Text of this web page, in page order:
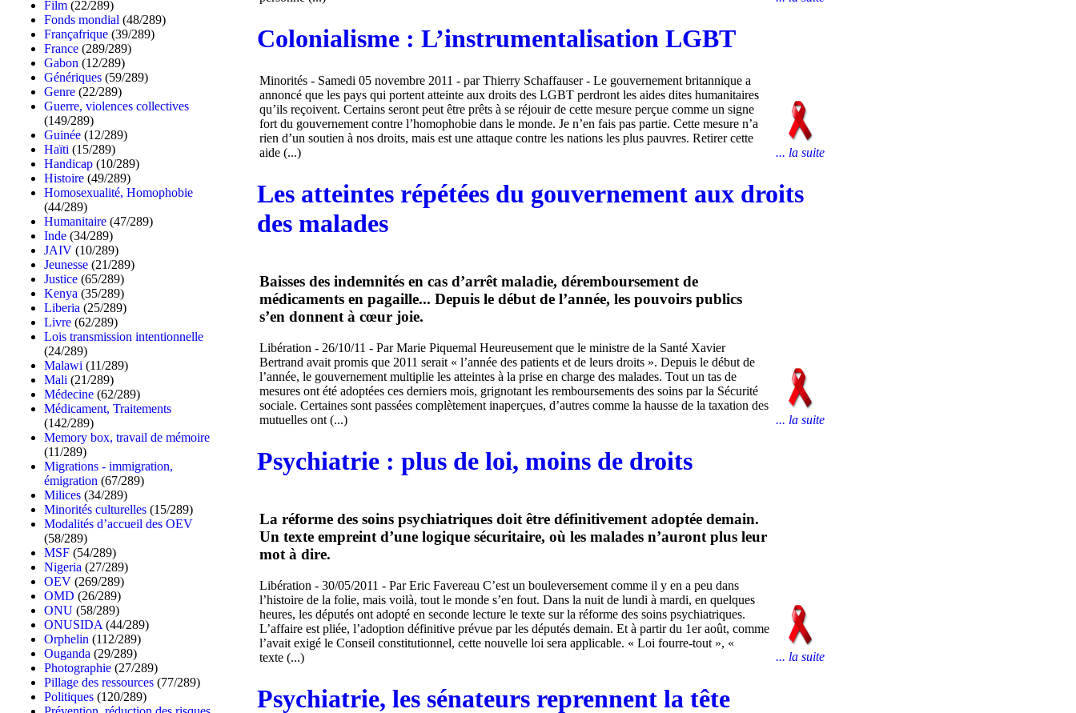
Film (22/289)
Fonds mondial (48/289)
Françafrique (39/289)
France (289/289)
Gabon (12/289)
Génériques (59/289)
Genre (22/289)
Guerre, violences collectives
(149/289)
Guinée (12/289)
Haïti (15/289)
Handicap (10/289)
Histoire (49/289)
Homosexualité, Homophobie
(44/289)
Humanitaire (47/289)
Inde (34/289)
JAIV (10/289)
Jeunesse (21/289)
Justice (65/289)
Kenya (35/289)
Liberia (25/289)
Livre (62/289)
Lois transmission intentionnelle
(24/289)
Malawi (11/289)
Mali (21/289)
Médecine (62/289)
Médicament, Traitements
(142/289)
Memory box, travail de mémoire
(11/289)
Migrations - immigration,
émigration (67/289)
Milices (34/289)
Minorités culturelles (15/289)
Modalités d’accueil des OEV
(58/289)
MSF (54/289)
Nigeria (27/289)
OEV (269/289)
OMD (26/289)
ONU (58/289)
ONUSIDA (44/289)
Orphelin (112/289)
Ouganda (29/289)
Photographie (27/289)
Pillage des ressources (77/289)
Politiques (120/289)
Colonialisme : L’instrumentalisation LGBT
Minorités - Samedi 05 novembre 2011 - par Thierry Schaffauser - Le gouvernement britannique a
annoncé que les pays qui portent atteinte aux droits des LGBT perdront les aides dites humanitaires
qu’ils reçoivent. Certains seront peut être prêts à se réjouir de cette mesure perçue comme un signe
fort du gouvernement contre l’homophobie dans le monde. Je n’en fais pas partie. Cette mesure n’a
rien d’un soutien à nos droits, mais est une attaque contre les nations les plus pauvres. Retirer cette
aide (...)
... la suite
Les atteintes répétées du gouvernement aux droits
des malades
Baisses des indemnités en cas d’arrêt maladie, déremboursement de
médicaments en pagaille... Depuis le début de l’année, les pouvoirs publics
s’en donnent à cœur joie.
Libération - 26/10/11 - Par Marie Piquemal Heureusement que le ministre de la Santé Xavier
Bertrand avait promis que 2011 serait « l’année des patients et de leurs droits ». Depuis le début de
l’année, le gouvernement multiplie les atteintes à la prise en charge des malades. Tout un tas de
mesures ont été adoptées ces derniers mois, grignotant les remboursements des soins par la Sécurité
sociale. Certaines sont passées complètement inaperçues, d’autres comme la hausse de la taxation des
mutuelles ont (...)
... la suite
Psychiatrie : plus de loi, moins de droits
La réforme des soins psychiatriques doit être définitivement adoptée demain.
Un texte empreint d’une logique sécuritaire, où les malades n’auront plus leur
mot à dire.
Libération - 30/05/2011 - Par Eric Favereau C’est un bouleversement comme il y en a peu dans
l’histoire de la folie, mais voilà, tout le monde s’en fout. Dans la nuit de lundi à mardi, en quelques
heures, les députés ont adopté en seconde lecture le texte sur la réforme des soins psychiatriques.
L’affaire est pliée, l’adoption définitive prévue par les députés demain. Et à partir du 1er août, comme
l’avait exigé le Conseil constitutionnel, cette nouvelle loi sera applicable. « Loi fourre-tout », «
texte (...)
... la suite
Psychiatrie, les sénateurs reprennent la tête